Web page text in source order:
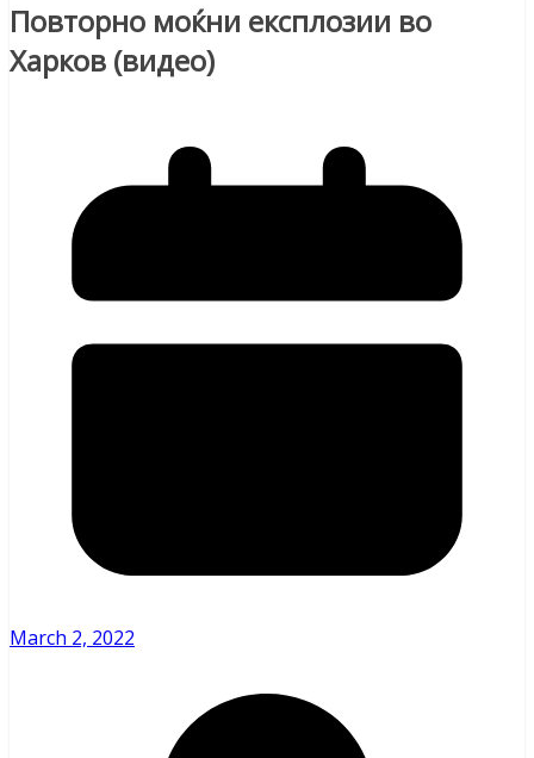
Повторно моќни експлозии во
Харков (видео)
March 2, 2022